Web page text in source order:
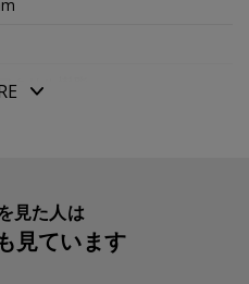
クリル樹脂
年筆用カートリッジインキ
見た人は
見ています